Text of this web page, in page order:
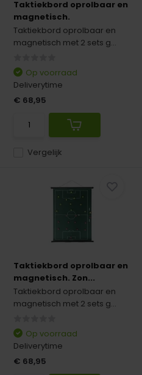
Taktiekbord oprolbaar en
magnetisch.
Taktiekbord oprolbaar en
magnetisch met 2 sets g...
Vergelijk
Op voorraad
Deliverytime
€ 68,95
Taktiekbord oprolbaar en
magnetisch. Zon...
Taktiekbord oprolbaar en
magnetisch met 2 sets g...
Op voorraad
Deliverytime
€ 68,95